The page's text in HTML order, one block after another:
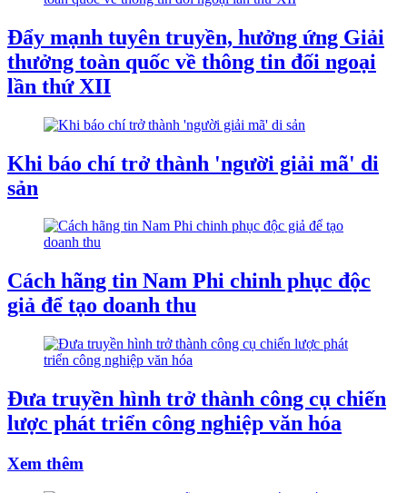
Đẩy mạnh tuyên truyền, hưởng ứng Giải
thưởng toàn quốc về thông tin đối ngoại
lần thứ XII
Khi báo chí trở thành 'người giải mã' di
sản
Cách hãng tin Nam Phi chinh phục độc
giả để tạo doanh thu
Đưa truyền hình trở thành công cụ chiến
lược phát triển công nghiệp văn hóa
Xem thêm